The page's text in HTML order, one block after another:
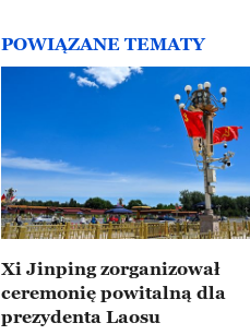
POWIĄZANE TEMATY
Xi Jinping zorganizował
ceremonię powitalną dla
prezydenta Laosu